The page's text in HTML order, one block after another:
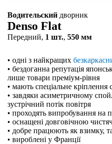
Водительский дворник
Denso Flat
Передний, 1 шт., 550 мм
• одні з найкращих
• бездоганна репутація
лише товари преміум-рівня
• мають спеціальне
• завдяки асиметричному
зустрічний потік повітря
• проходять випробування на
• оснащені довговічною
• добре працюють як взимку,
• вироблені у Франції